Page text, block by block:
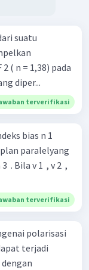
suatu
( n = 1,38) pada
diper...
terverifikasi
bias n 1
paralelyang
. Bila v 1 ​ , v 2 ​ ,
terverifikasi
polarisasi